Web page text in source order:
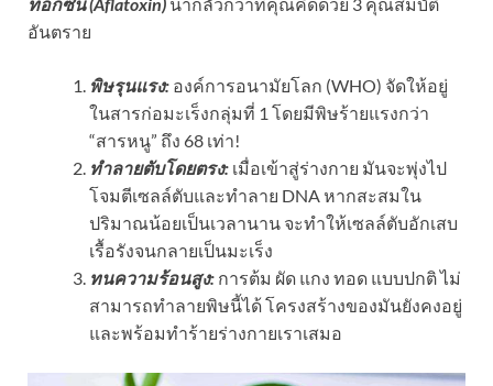
อันตราย
พิษรุนแรง: องค์การอนามัยโลก (WHO) จัดให้อยู่
ในสารก่อมะเร็งกลุ่มที่ 1 โดยมีพิษร้ายแรงกว่า
“สารหนู” ถึง 68 เท่า!
ทำลายตับโดยตรง: เมื่อเข้าสู่ร่างกาย มันจะพุ่งไป
โจมตีเซลล์ตับและทำลาย DNA หากสะสมใน
ปริมาณน้อยเป็นเวลานาน จะทำให้เซลล์ตับอักเสบ
เรื้อรังจนกลายเป็นมะเร็ง
ทนความร้อนสูง: การต้ม ผัด แกง ทอด แบบปกติ ไม่
สามารถทำลายพิษนี้ได้ โครงสร้างของมันยังคงอยู่
และพร้อมทำร้ายร่างกายเราเสมอ